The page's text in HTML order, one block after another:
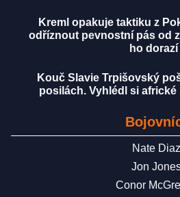
Kreml opakuje taktiku z
odříznout pevnostní pás od
ho dorazí
Kouč Slavie Trpišovský
posilách. Vyhlédl si
Nate Diaz
Jon
Conor